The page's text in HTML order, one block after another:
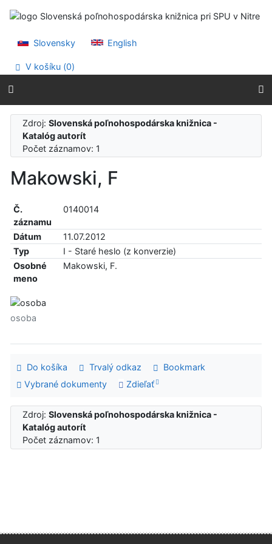
Prejsť na menu
Slovensky
English
V košíku (0)
Zdroj:Slovenská poľnohospodárska knižnica -
Katalóg autorít
Počet záznamov: 1
Makowski, F
Č.
záznamu
0140014
Dátum
11.07.2012
Typ
I - Staré heslo (z konverzie)
Osobné
meno
Makowski, F.
osoba
Do košíka Trvalý odkaz
Bookmark
Vybrané dokumenty
Zdieľať
Zdroj:Slovenská poľnohospodárska knižnica -
Katalóg autorít
Počet záznamov: 1